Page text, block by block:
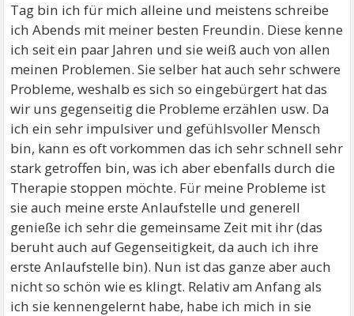
Tag bin ich für mich alleine und meistens schreibe
ich Abends mit meiner besten Freundin. Diese kenne
ich seit ein paar Jahren und sie weiß auch von allen
meinen Problemen. Sie selber hat auch sehr schwere
Probleme, weshalb es sich so eingebürgert hat das
wir uns gegenseitig die Probleme erzählen usw. Da
ich ein sehr impulsiver und gefühlsvoller Mensch
bin, kann es oft vorkommen das ich sehr schnell sehr
stark getroffen bin, was ich aber ebenfalls durch die
Therapie stoppen möchte. Für meine Probleme ist
sie auch meine erste Anlaufstelle und generell
genieße ich sehr die gemeinsame Zeit mit ihr (das
beruht auch auf Gegenseitigkeit, da auch ich ihre
erste Anlaufstelle bin). Nun ist das ganze aber auch
nicht so schön wie es klingt. Relativ am Anfang als
ich sie kennengelernt habe, habe ich mich in sie